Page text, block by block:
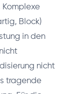
Komplexe
Block)
in den
nicht
tragende